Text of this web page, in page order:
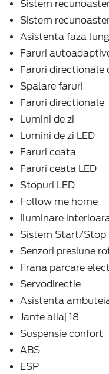
Sistem
Sistem
Asistenta faza
Faruri
Faruri directionale
Spalare faruri
Faruri directionale
Lumini de zi
Lumini de zi LED
Faruri ceata
Faruri ceata LED
Stopuri LED
Follow me home
Iluminare
Sistem Start/Stop
Senzori presiune
Frana parcare
Servodirectie
Asistenta
Jante aliaj 18
Suspensie confort
ABS
ESP